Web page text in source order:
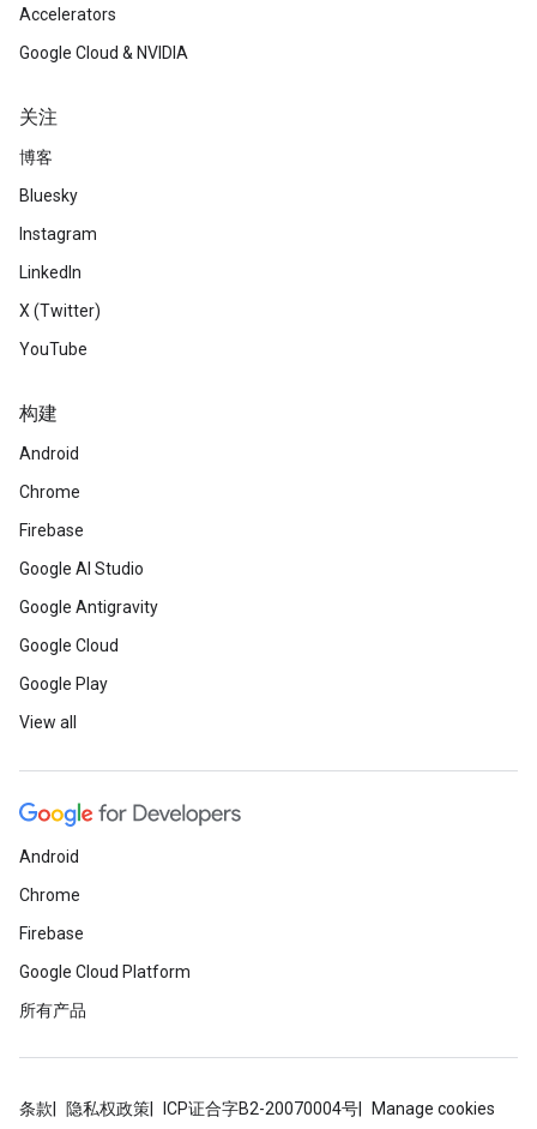
Accelerators
Google Cloud & NVIDIA
关注
博客
Bluesky
Instagram
LinkedIn
X (Twitter)
YouTube
构建
Android
Chrome
Firebase
Google AI Studio
Google Antigravity
Google Cloud
Google Play
View all
Android
Chrome
Firebase
Google Cloud Platform
所有产品
条款 隐私权政策 ICP证合字B2-20070004号 Manage cookies